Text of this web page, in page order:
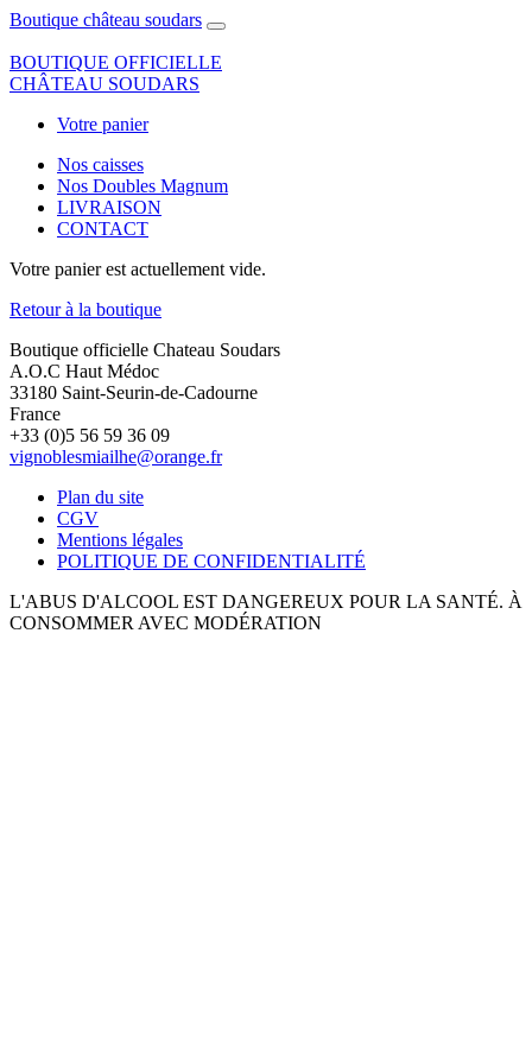
Boutique château soudars
BOUTIQUE OFFICIELLE
CHÂTEAU SOUDARS
Votre panier
Nos caisses
Nos Doubles Magnum
LIVRAISON
CONTACT
Votre panier est actuellement vide.
Retour à la boutique
Boutique officielle Chateau Soudars
A.O.C Haut Médoc
33180 Saint-Seurin-de-Cadourne
France
+33 (0)5 56 59 36 09
vignoblesmiailhe@orange.fr
Plan du site
CGV
Mentions légales
POLITIQUE DE CONFIDENTIALITÉ
L'ABUS D'ALCOOL EST DANGEREUX POUR LA SANTÉ. À
CONSOMMER AVEC MODÉRATION